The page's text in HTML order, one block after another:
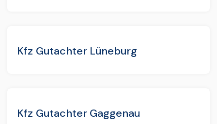
Kfz Gutachter Lüneburg
Kfz Gutachter Gaggenau